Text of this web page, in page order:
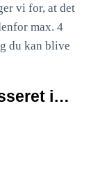
vi for, at det
max. 4
du kan blive
i…